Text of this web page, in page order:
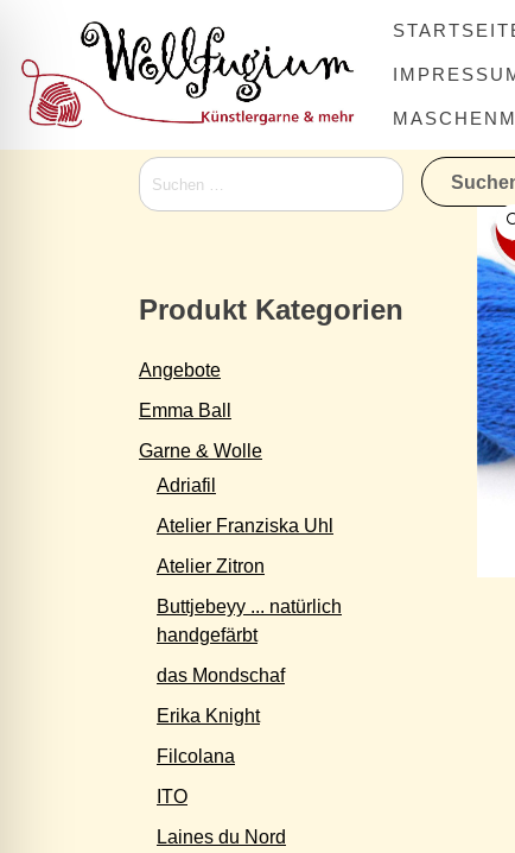
content
Suchen
nach:
Produkt Kategorien
Angebote
Emma Ball
Garne & Wolle
Adriafil
Atelier Franziska Uhl
Atelier Zitron
Buttjebeyy ... natürlich
handgefärbt
das Mondschaf
Erika Knight
Filcolana
ITO
Laines du Nord